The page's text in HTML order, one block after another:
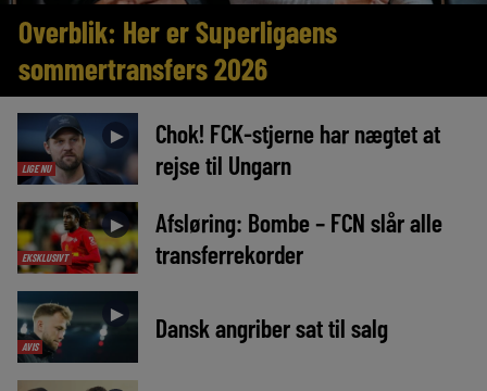
Overblik: Her er Superligaens
sommertransfers 2026
LIGE NU
►
Chok! FCK-stjerne har nægtet at
rejse til Ungarn
EKSKLUSIVT
►
Afsløring: Bombe – FCN slår alle
transferrekorder
AVIS
► Dansk angriber sat til salg